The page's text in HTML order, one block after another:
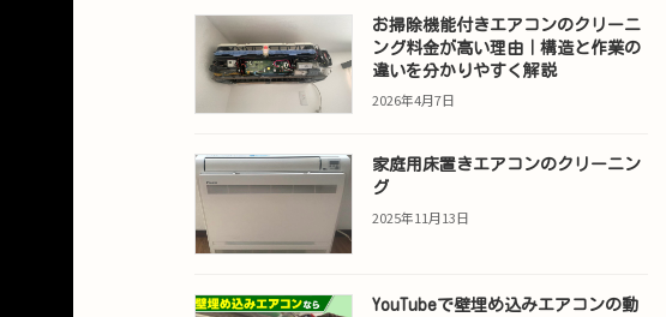
お掃除機能付きエアコンのクリーニ
ング料金が高い理由｜構造と作業の
違いを分かりやすく解説
2026年4月7日
家庭用床置きエアコンのクリーニン
グ
2025年11月13日
YouTubeで壁埋め込みエアコンの動